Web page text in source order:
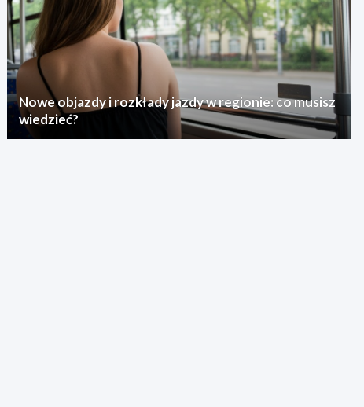
Nowe objazdy i rozkłady jazdy w regionie: co musisz
wiedzieć?